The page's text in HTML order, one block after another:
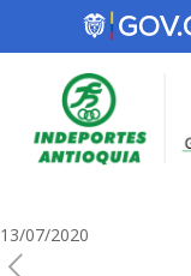
13/07/2020